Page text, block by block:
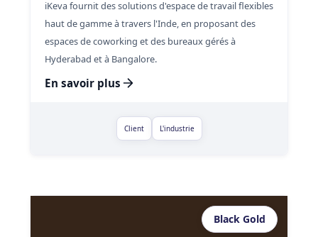
iKeva fournit des solutions d'espace de travail flexibles
haut de gamme à travers l'Inde, en proposant des
espaces de coworking et des bureaux gérés à
Hyderabad et à Bangalore.
En savoir plus
Client L'industrie
Black Gold